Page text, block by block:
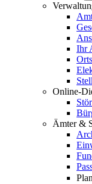
Ihr
Online-
Ämter &